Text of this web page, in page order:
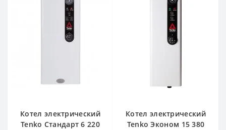
Котел электрический
Tenko Стандарт 6 220
Котел электрический
Tenko Эконом 15 380